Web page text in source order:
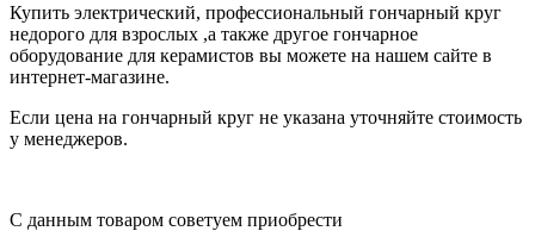
Купить электрический, профессиональный гончарный круг
недорого для взрослых ,а также другое гончарное
оборудование для керамистов вы можете на нашем сайте в
интернет-магазине.
Если цена на гончарный круг не указана уточняйте стоимость
у менеджеров.
С данным товаром советуем приобрести